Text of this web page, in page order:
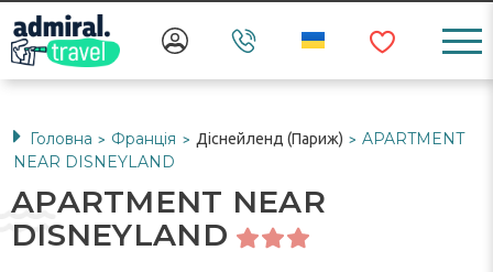
Головна > Франція > Діснейленд (Париж) > APARTMENT
NEAR DISNEYLAND
APARTMENT NEAR
DISNEYLAND